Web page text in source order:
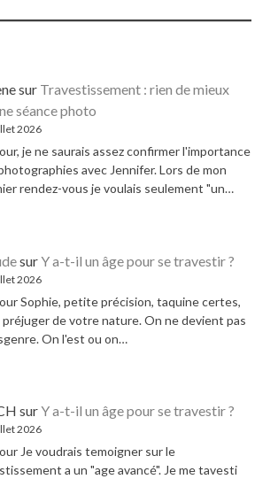
sur Travestissement : rien de mieux
séance photo
2026
je ne saurais assez confirmer l'importance
avec Jennifer. Lors de mon
rendez-vous je voulais seulement "un…
surY a-t-il un âge pour se travestir ?
2026
Sophie, petite précision, taquine certes,
préjuger de votre nature. On ne devient pas
On l'est ou on…
surY a-t-il un âge pour se travestir ?
2026
Je voudrais temoigner sur le
a un "age avancé". Je me tavesti